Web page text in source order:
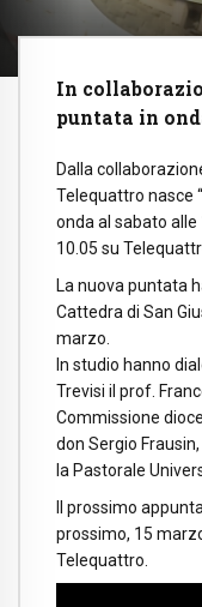
In
puntata in
Dalla
Telequattro nasce
onda al sabato alle
10.05 su
La nuova puntata
Cattedra di San
marzo.
In studio hanno
Trevisi il prof.
Commissione
don Sergio
la Pastorale
Il prossimo
prossimo, 15
Telequattro.